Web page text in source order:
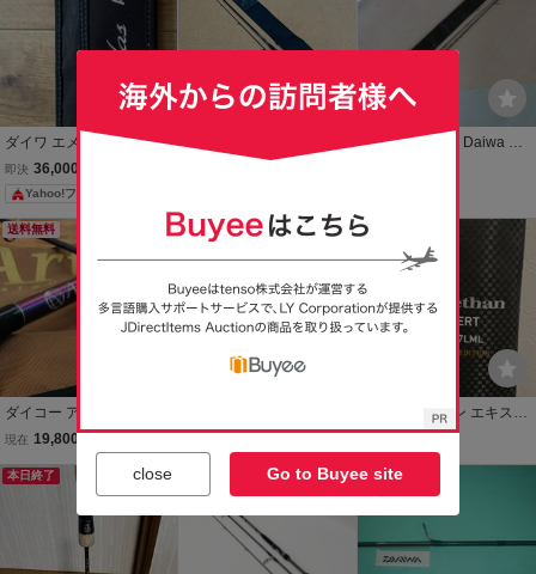
ダイワ エメラルダス AIR I
L 77MLM エギングロッド
即決 36,000
Yahoo!フリマ
ジーノ AGS 97MML 2ピ
【中古現状品】Daiwa ダ
送料無料
ダイコー アルテサーノ
RA-103 コンペティショ
現在 19,800
料】【北海道及び沖縄、
離島は送料別途】BRIDG
ESTONE ブリヂストン Pl
ayz プレイズ PX-RVⅡ PX
-RV2 225/50R18 95W
90,000
送料無料
ダイワ モアザン エキスパ
ート AGS 87LML スペシ
ャル エディション 限定 1
00本 シーバス ロッド
100,000
本日終了 本日終了
close Go to Buyee site